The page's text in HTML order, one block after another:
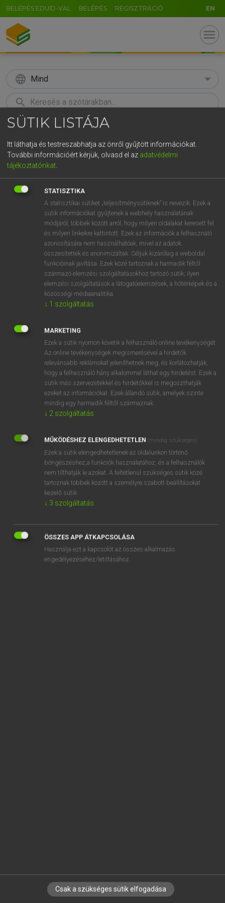
BELÉPÉS EDUID-VAL BELÉPÉS REGISZTRÁCIÓ EN
menu
language Mind
search
KERESÉS
Európai uniós terminológiai szótár
VAN ELŐFIZETÉSED?
Van előfizetésem a teljes szócikk megtekintéséhez.
BELÉPÉS
NINCS ELŐFIZETÉSED?
Nincs regisztrációm és előfizetésem. A szótár 2 órás,
díjmentes próbaverziójának elindításához regisztrálok és
belépek.
REGISZTRÁCIÓ
EURÓPAI UNIÓS TERMINOLÓGIAI SZÓTÁR
Kapcsolódó anyagok
bearer certificate
bearing in mind
Beatmungsgerät
IRATKOZZ FEL HÍRLEVELÜNKRE!
SÜTIK LISTÁJA
Itt láthatja és testreszabhatja az önről gyűjtött információkat.
További információért kérjük, olvasd el az adatvédelmi
tájékoztatónkat.
STATISZTIKA
A statisztikai sütiket „teljesítménysütiknek” is nevezik. Ezek a
sütik információkat gyűjtenek a webhely használatának
módjáról, többek között arról, hogy milyen oldalakat keresett fel
és milyen linkekre kattintott. Ezek az információk a felhasználó
azonosítására nem használhatóak, mivel az adatok
összesítettek és anonimizáltak. Céljuk kizárólag a weboldal
funkcióinak javítása. Ezek közé tartoznak a harmadik féltől
származó elemzési szolgáltatásokhoz tartozó sütik; ilyen
elemzési szolgáltatások a látogatóelemzések, a hőtérképek és a
közösségi médiaanalitika.
↓ 1 szolgáltatás
MARKETING
Ezek a sütik nyomon követik a felhasználó online tevékenységét.
Az online tevékenységek megismerésével a hirdetők
relevánsabb reklámokat jeleníthetnek meg, és korlátozhatják,
hogy a felhasználó hány alkalommal láthat egy hirdetést. Ezek a
sütik más szervezetekkel és hirdetőkkel is megoszthatják
ezeket az információkat. Ezek állandó sütik, amelyek szinte
mindig egy harmadik féltől származnak.
↓ 2 szolgáltatás
MŰKÖDÉSHEZ ELENGEDHETETLEN (mindig szükséges)
Ezek a sütik elengedhetetlenek az oldalunkon történő
böngészéshez,a funkciók használatához, és a felhasználók
nem tilthatják le azokat. A feltétlenül szükséges sütik közé
tartoznak többek között a személyre szabott beállításokat
kezelő sütik.
↓ 3 szolgáltatás
ÖSSZES APP ÁTKAPCSOLÁSA
Használja ezt a kapcsolót az összes alkalmazás
engedélyezéséhez/letiltásához.
Csak a szükséges sütik elfogadása
GR
t z u i o p
g h j k l é á ű Ω
n m , . AltGr